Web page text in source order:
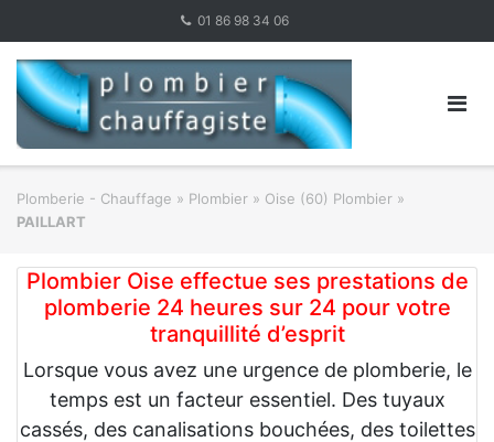
content
01 86 98 34 06
Plomberie - Chauffage » Plombier » Oise (60) Plombier »
PAILLART
Plombier Oise effectue ses prestations de
plomberie 24 heures sur 24 pour votre
tranquillité d’esprit
Lorsque vous avez une urgence de plomberie, le
temps est un facteur essentiel. Des tuyaux
cassés, des canalisations bouchées, des toilettes